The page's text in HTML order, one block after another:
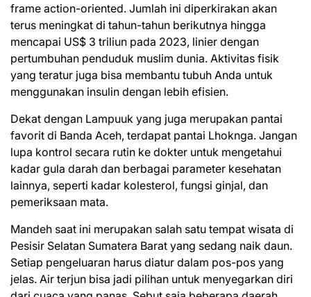
frame action-oriented. Jumlah ini diperkirakan akan
terus meningkat di tahun-tahun berikutnya hingga
mencapai US$ 3 triliun pada 2023, linier dengan
pertumbuhan penduduk muslim dunia. Aktivitas fisik
yang teratur juga bisa membantu tubuh Anda untuk
menggunakan insulin dengan lebih efisien.
Dekat dengan Lampuuk yang juga merupakan pantai
favorit di Banda Aceh, terdapat pantai Lhoknga. Jangan
lupa kontrol secara rutin ke dokter untuk mengetahui
kadar gula darah dan berbagai parameter kesehatan
lainnya, seperti kadar kolesterol, fungsi ginjal, dan
pemeriksaan mata.
Mandeh saat ini merupakan salah satu tempat wisata di
Pesisir Selatan Sumatera Barat yang sedang naik daun.
Setiap pengeluaran harus diatur dalam pos-pos yang
jelas. Air terjun bisa jadi pilihan untuk menyegarkan diri